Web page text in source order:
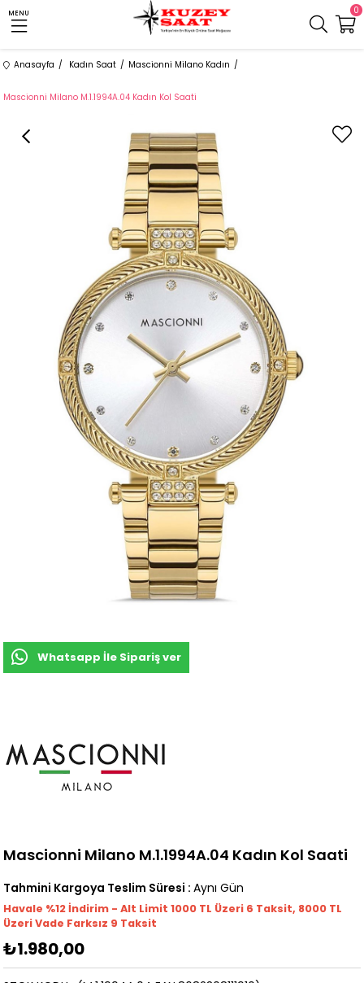
MENU 0
Anasayfa Kadın Saat Mascionni Milano Kadın
Mascionni Milano M.1.1994A.04 Kadın Kol Saati
Whatsapp İle Sipariş ver
Mascionni Milano M.1.1994A.04 Kadın Kol Saati
Tahmini Kargoya Teslim Süresi : Aynı Gün
Havale %12 İndirim - Alt Limit 1000 TL Üzeri 6 Taksit, 8000 TL
Üzeri Vade Farksız 9 Taksit
₺1.980,00